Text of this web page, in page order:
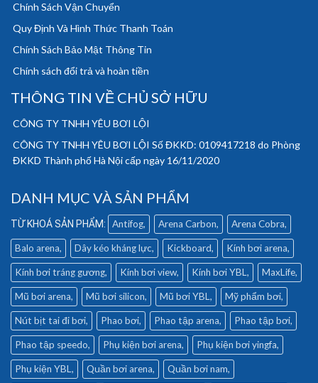
Chính Sách Vận Chuyển
Quy Định Và Hình Thức Thanh Toán
Chính Sách Bảo Mật Thông Tin
Chính sách đổi trả và hoàn tiền
THÔNG TIN VỀ CHỦ SỞ HỮU
CÔNG TY TNHH YÊU BƠI LỘI
CÔNG TY TNHH YÊU BƠI LỘI Số ĐKKD: 0109417218 do Phòng
ĐKKD Thành phố Hà Nội cấp ngày 16/11/2020
DANH MỤC VÀ SẢN PHẨM
Antifog Arena Carbon Arena Cobra
Balo arena Dây kéo kháng lực Kickboard Kính bơi arena
Kính bơi tráng gương Kính bơi view Kính bơi YBL MaxLife
Mũ bơi arena Mũ bơi silicon Mũ bơi YBL Mỹ phẩm bơi
Nút bịt tai đi bơi Phao bơi Phao tập arena Phao tập bơi
Phao tập speedo Phụ kiện bơi arena Phụ kiện bơi yingfa
Phụ kiện YBL Quần bơi arena Quần bơi nam